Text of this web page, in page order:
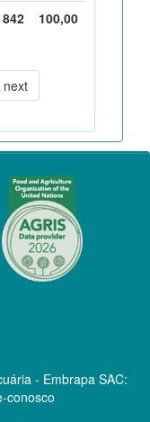
842
100,00
next
- Embrapa SAC:
conosco